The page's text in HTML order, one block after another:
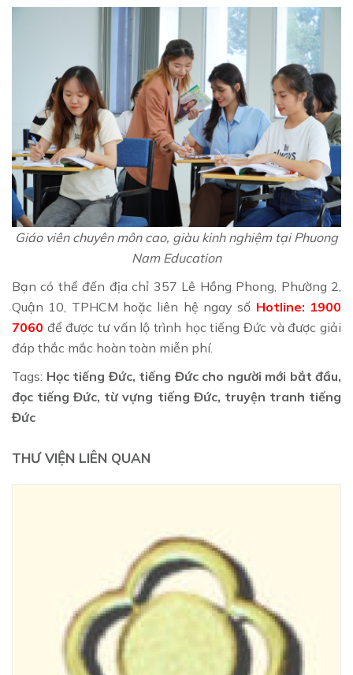
Giáo viên chuyên môn cao, giàu kinh nghiệm tại Phuong
Nam Education
Bạn có thể đến địa chỉ 357 Lê Hồng Phong, Phường 2,
Quận 10, TPHCM hoặc liên hệ ngay số Hotline: 1900
7060 để được tư vấn lộ trình học tiếng Đức và được giải
đáp thắc mắc hoàn toàn miễn phí.
Tags: Học tiếng Đức, tiếng Đức cho người mới bắt đầu,
đọc tiếng Đức, từ vựng tiếng Đức, truyện tranh tiếng
Đức
THƯ VIỆN LIÊN QUAN